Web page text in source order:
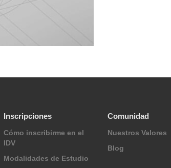
Inscripciones
Cómo inscribirme en el
IDV
Modalidades de Estudio
Comunidad
Nuestros Valores
Blog